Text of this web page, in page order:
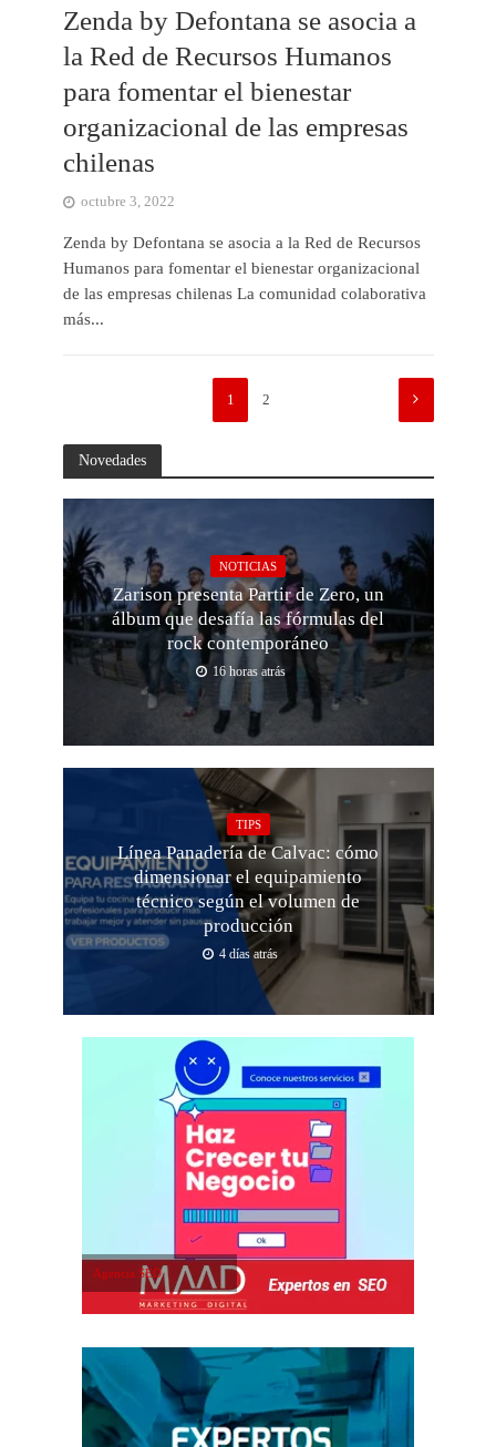
Zenda by Defontana se asocia a
la Red de Recursos Humanos
para fomentar el bienestar
organizacional de las empresas
chilenas
octubre 3, 2022
Zenda by Defontana se asocia a la Red de Recursos
Humanos para fomentar el bienestar organizacional
de las empresas chilenas La comunidad colaborativa
más...
1 2
Novedades
NOTICIAS
Zarison presenta Partir de Zero, un
álbum que desafía las fórmulas del
rock contemporáneo
16 horas atrás
TIPS
Línea Panadería de Calvac: cómo
dimensionar el equipamiento
técnico según el volumen de
producción
4 días atrás
Agencia SEO